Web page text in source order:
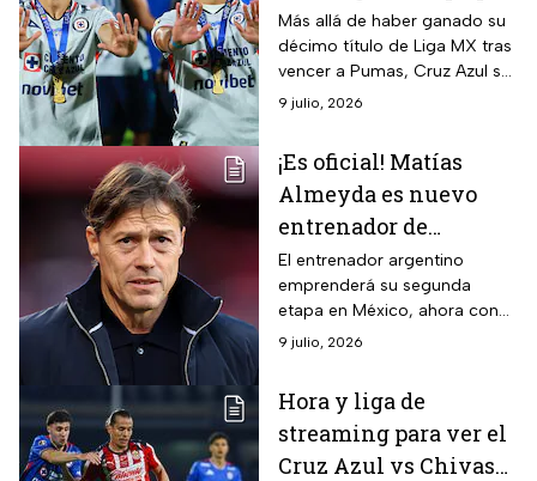
más ganador por
arriba de Chivas
Más allá de haber ganado su
décimo título de Liga MX tras
vencer a Pumas, Cruz Azul se
convirtió en el segundo club
9 julio, 2026
¡Es oficial! Matías
Almeyda es nuevo
entrenador de
Rayados de Monterrey
El entrenador argentino
emprenderá su segunda
etapa en México, ahora con
Monterrey.
9 julio, 2026
Hora y liga de
streaming para ver el
Cruz Azul vs Chivas